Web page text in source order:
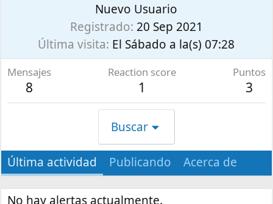
Nuevo Usuario
Registrado 20 Sep 2021
Última visita El Sábado a la(s) 07:28
Mensajes
8
Reaction score
1
Puntos
3
Buscar
Última actividad Publicando Acerca de
No hay alertas actualmente.